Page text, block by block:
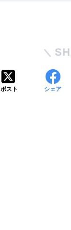
ポスト シェア